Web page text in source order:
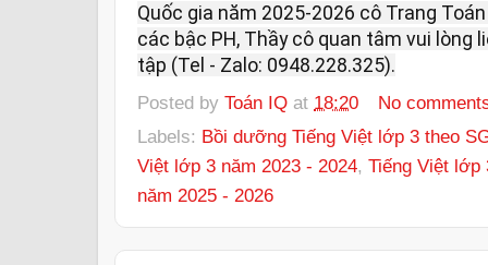
Quốc gia năm 2025-2026 cô Trang
các bậc PH, Thầy cô quan tâm vui lòng
tập (Tel - Zalo: 0948.228.325).
Posted by Toán IQ at 18:20
No
Labels: Bồi dưỡng Tiếng Việt lớp 3 theo
Việt lớp 3 năm 2023 - 2024, Tiếng Việt lớp
năm 2025 - 2026